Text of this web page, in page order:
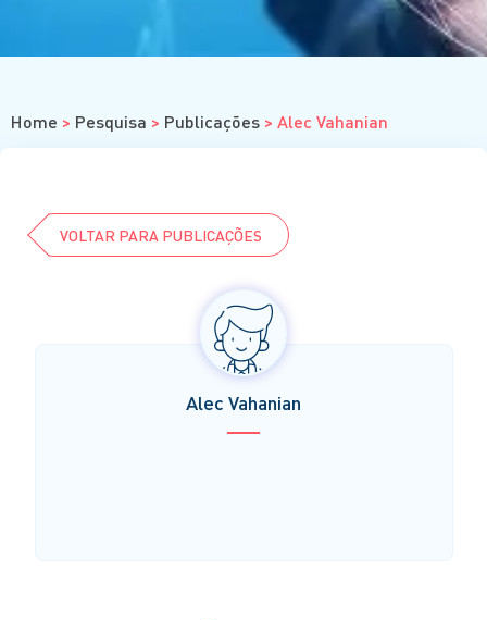
Home > Pesquisa > Publicações > Alec Vahanian
VOLTAR PARA PUBLICAÇÕES
Alec Vahanian